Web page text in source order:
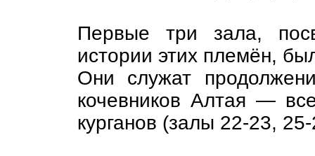
Первые три зала,
истории этих племён,
Они служат
кочевников Алтая —
курганов (залы 22-23,